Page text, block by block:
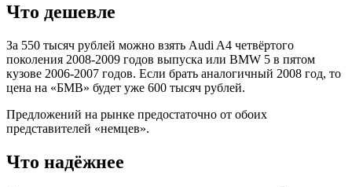
Что дешевле
За 550 тысяч рублей можно взять Audi A4 четвёртого
поколения 2008-2009 годов выпуска или BMW 5 в пятом
кузове 2006-2007 годов. Если брать аналогичный 2008 год, то
цена на «БМВ» будет уже 600 тысяч рублей.
Предложений на рынке предостаточно от обоих
представителей «немцев».
Что надёжнее